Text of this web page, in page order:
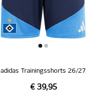
adidas Trainingsshorts 26/27
€ 39,95